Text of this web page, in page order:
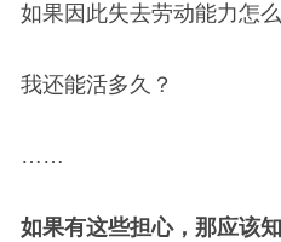
如果因此失去劳动能力怎
我还能活多久？
……
如果有这些担心，那应该